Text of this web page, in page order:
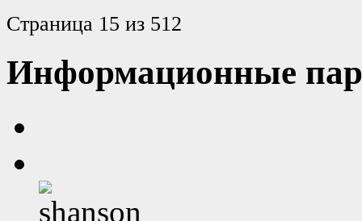
Страница 15 из 512
Информационные